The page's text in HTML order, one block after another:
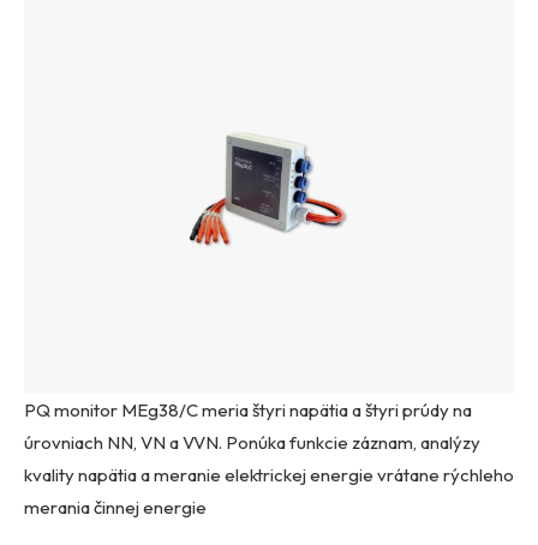
PQ monitor MEg38/C meria štyri napätia a štyri prúdy na
úrovniach NN, VN a VVN. Ponúka funkcie záznam, analýzy
kvality napätia a meranie elektrickej energie vrátane rýchleho
merania činnej energie